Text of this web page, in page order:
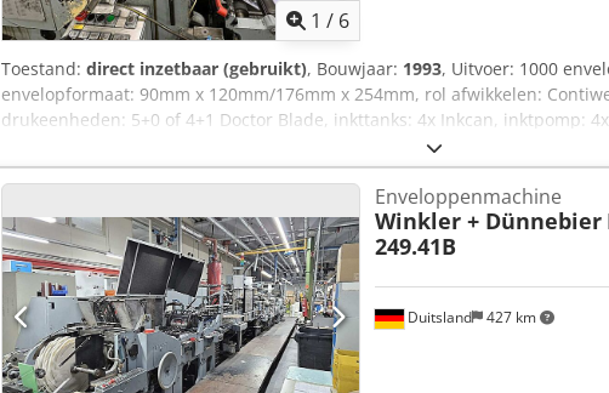
1 / 6
Toestand: direct inzetbaar (gebruikt), Bouwjaar: 1993, Uitvoer: 1000
envelopformaat: 90mm x 120mm/176mm x 254mm, rol afwikkelen:
drukeenheden: 5+0 of 4+1 Doctor Blade, inkttanks: 4x Inkcan, inktpomp:
traditionele stansmessen en zelfklevend papier. Inclusief boven- en
en dextrineseal, infrarooddroging, elektronische teller en bewaking.
Duitsland 427 km
Enveloppenmachine
Winkler + Dünnebier
249.41B